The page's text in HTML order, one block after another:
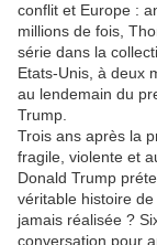
conflit et Europe :
millions de fois,
série dans la
Etats-Unis, à deux
au lendemain du
Trump.
Trois ans après la
fragile, violente et
Donald Trump
véritable histoire
jamais réalisée ?
conversation pour